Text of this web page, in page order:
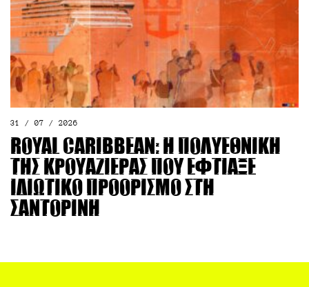
31 / 07 / 2026
Royal Caribbean: Η πολυεθνική
της κρουαζιέρας που έφτιαξε
ιδιωτικό προορισμό στη
Σαντορίνη